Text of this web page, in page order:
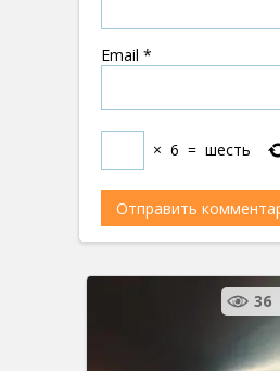
Email *
× 6 = шесть
36